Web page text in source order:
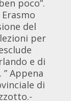
poco”.
del
per
e di
Appena
di